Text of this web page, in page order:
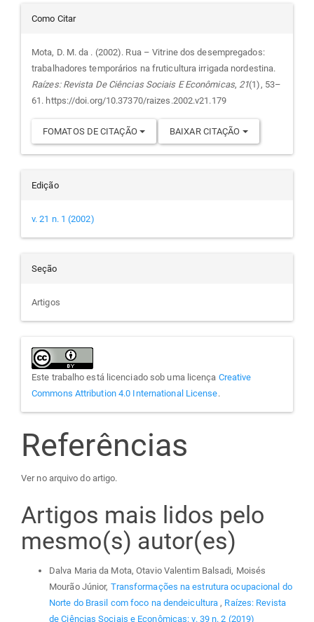
Detalhes
do
artigo
Como Citar
Mota, D. M. da . (2002). Rua – Vitrine dos desempregados:
trabalhadores temporários na fruticultura irrigada nordestina.
Raízes: Revista De Ciências Sociais E Econômicas, 21(1), 53–
61. https://doi.org/10.37370/raizes.2002.v21.179
FOMATOS DE CITAÇÃO BAIXAR CITAÇÃO
Edição
v. 21 n. 1 (2002)
Seção
Artigos
Este trabalho está licenciado sob uma licença Creative
Commons Attribution 4.0 International License.
Referências
Ver no arquivo do artigo.
Artigos mais lidos pelo
mesmo(s) autor(es)
Dalva Maria da Mota, Otavio Valentim Balsadi, Moisés
Mourão Júnior, Transformações na estrutura ocupacional do
Norte do Brasil com foco na dendeicultura , Raízes: Revista
de Ciências Sociais e Econômicas: v. 39 n. 2 (2019)